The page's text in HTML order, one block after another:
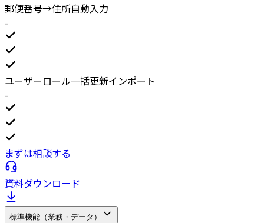
郵便番号→住所自動入力
-
ユーザーロール一括更新インポート
-
まずは相談する
資料ダウンロード
標準機能（業務・データ）